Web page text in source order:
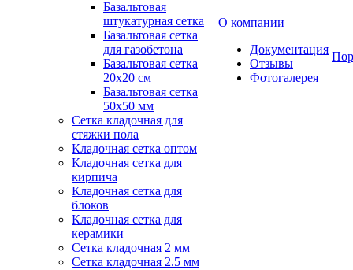
Базальтовая
штукатурная сетка
Базальтовая сетка
для газобетона
Базальтовая сетка
20x20 см
Базальтовая сетка
50x50 мм
Сетка кладочная для
стяжки пола
Кладочная сетка оптом
Кладочная сетка для
кирпича
Кладочная сетка для
блоков
Кладочная сетка для
керамики
Сетка кладочная 2 мм
Сетка кладочная 2.5 мм
О компании
Документация
Отзывы
Фотогалерея